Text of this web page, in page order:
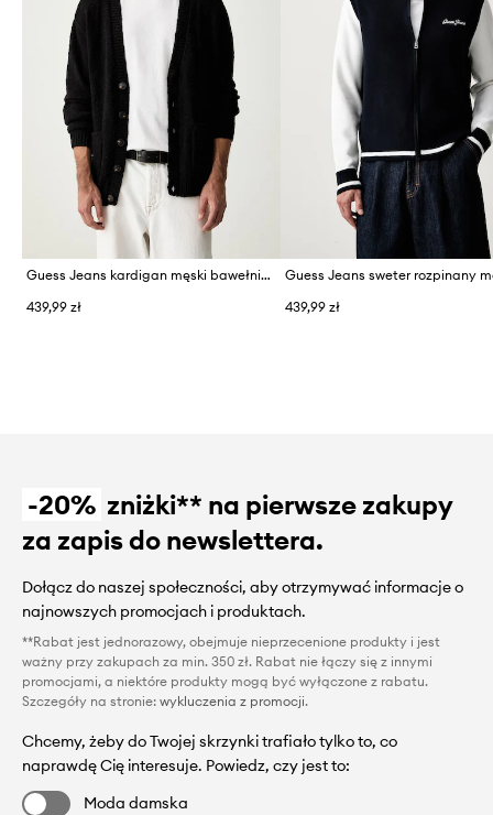
Guess Jeans kardigan męski bawełniany
439,99 zł
Guess Jeans sweter rozpinany
439,99 zł
-20% zniżki** na pierwsze zakupy
za zapis do newslettera.
Dołącz do naszej społeczności, aby otrzymywać informacje o
najnowszych promocjach i produktach.
**Rabat jest jednorazowy, obejmuje nieprzecenione produkty i jest
ważny przy zakupach za min. 350 zł. Rabat nie łączy się z innymi
promocjami, a niektóre produkty mogą być wyłączone z rabatu.
Szczegóły na stronie: wykluczenia z promocji.
Chcemy, żeby do Twojej skrzynki trafiało tylko to, co
naprawdę Cię interesuje. Powiedz, czy jest to:
Moda damska